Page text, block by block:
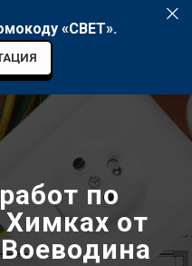
«СВЕТ».
по
Химках от